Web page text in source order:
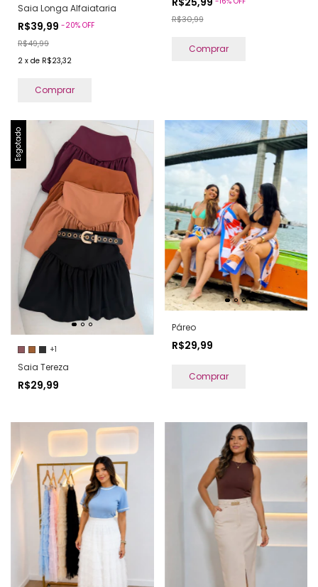
Saia Longa Alfaiataria
R$39,99 -20% OFF
R$49,99
2 x de R$23,32
Comprar
R$30,99
Comprar
Esgotado
+1
Saia Tereza
R$29,99
Páreo
R$29,99
Comprar